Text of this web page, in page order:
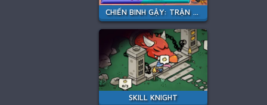
CHIẾN BINH GẬY: TRẬN CHIẾN MỚI
SKILL KNIGHT